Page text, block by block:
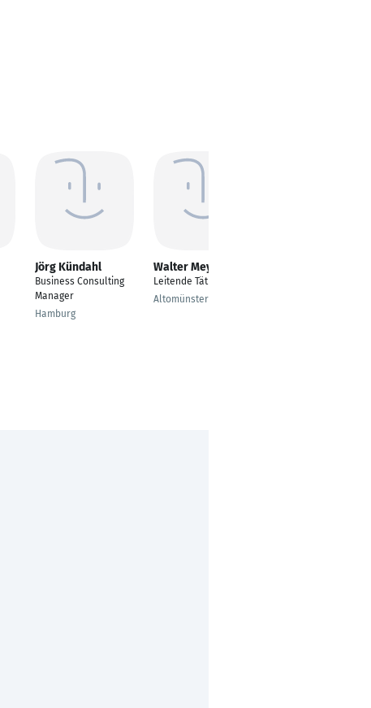
Jörg Kündahl
Business Consulting
Manager
Hamburg
Walter Meyer
Leitende Tätigkeit
Altomünster